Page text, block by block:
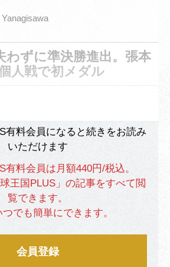
Yanagisawa
わずに準決勝進出。張本
人戦で初メダル
有料会員になると続きをお読み
いただけます
有料会員は月額440円/税込。
王国PLUS」の記事をすべて閲
覧できます。
でも簡単にできます。
会員登録